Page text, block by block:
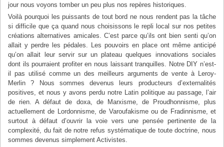
jour nous voyons tomber un peu plus nos repères historiques.
Voilà pourquoi les puissants de tout bord ne nous rendent pas la tâche
si difficile que ça quand nous choisissons le repli local sur nos petites
créations alternatives amicales. C’est parce qu’ils ont bien senti qu’on
allait y perdre les pédales. Les pouvoirs en place ont même anticipé
qu’on allait leur servir sur un plateau quelques innovations sociales
dont ils pourraient profiter en nous laissant tranquilles. Notre DIY n’est-
il pas utilisé comme un des meilleurs arguments de vente à Leroy-
Merlin ? Nous sommes devenus leurs producteurs d’externalités
positives, et nous y avons perdu notre Latin politique au passage, l’air
de rien. A défaut de doxa, de Marxisme, de Proudhonnisme, plus
actuellement de Lordonnisme, de Varoufakisme ou de Fradinnisme, et
surtout à défaut d’ouvrir la voie vers une pensée pertinente de la
complexité, du fait de notre refus systématique de toute doctrine, nous
sommes devenus simplement Activistes.